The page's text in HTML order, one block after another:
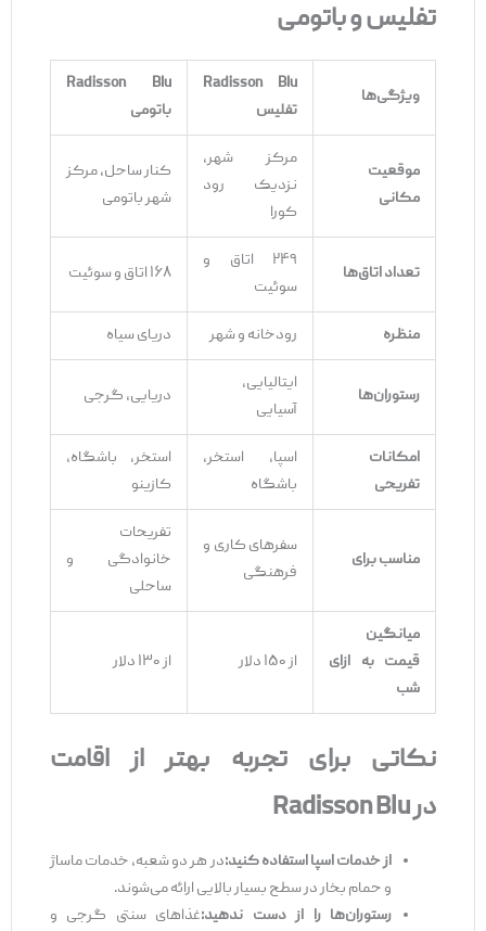
تفلیس و باتومی
ویژگی‌ها
Radisson Blu
تفلیس
Radisson Blu
باتومی
موقعیت
مکانی
مرکز شهر،
نزدیک رود
کورا
کنار ساحل، مرکز
شهر باتومی
تعداد اتاق‌ها
۲۴۹ اتاق و
سوئیت
۱۶۸ اتاق و سوئیت
منظره رودخانه و شهر دریای سیاه
رستوران‌ها
ایتالیایی،
آسیایی
دریایی، گرجی
امکانات
تفریحی
اسپا، استخر،
باشگاه
استخر، باشگاه،
کازینو
مناسب برای
سفرهای کاری و
فرهنگی
تفریحات
خانوادگی و
ساحلی
میانگین
قیمت به ازای
شب
نکاتی برای تجربه بهتر از اقامت
درRadisson Blu
از خدمات اسپا استفاده کنید:در هر دو شعبه، خدمات ماساژ
و حمام بخار در سطح بسیار بالایی ارائه می‌شوند.
رستوران‌ها را از دست ندهید:غذاهای سنتی گرجی و